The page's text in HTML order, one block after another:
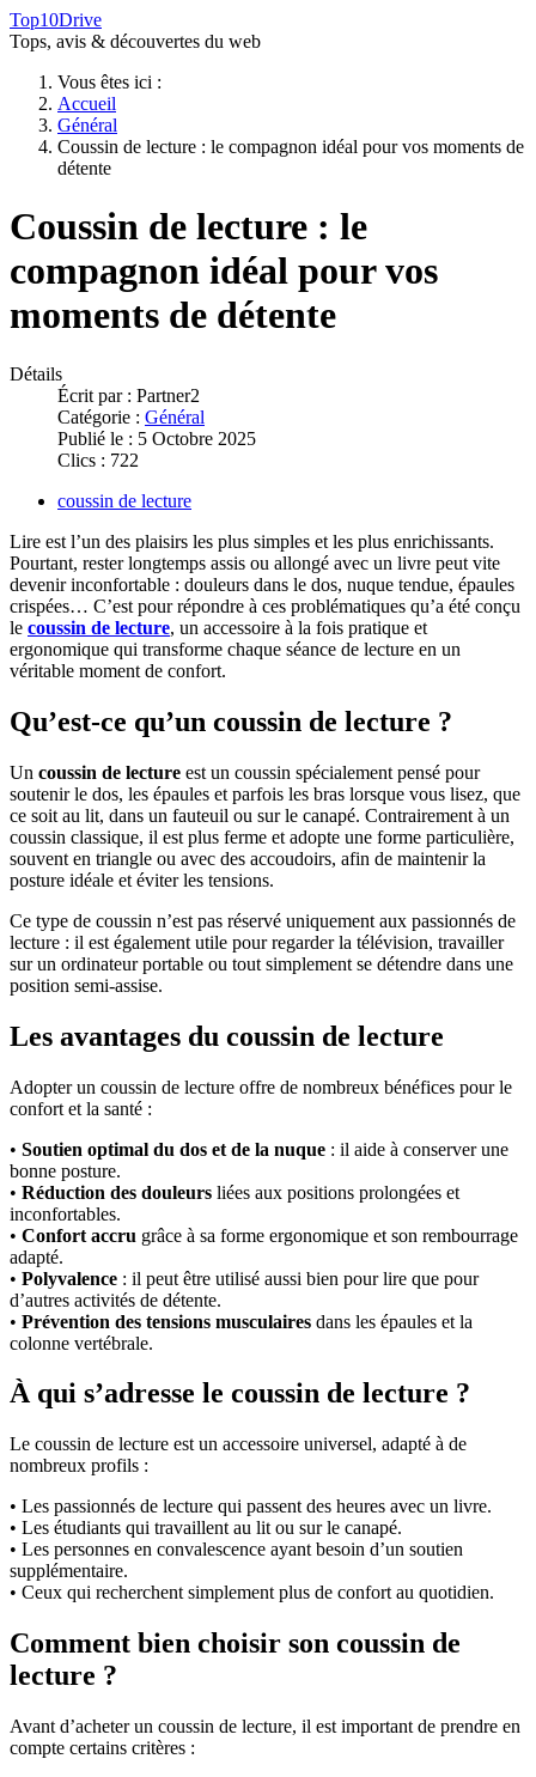
Top10Drive
Tops, avis & découvertes du web
Vous êtes ici :
Accueil
Général
Coussin de lecture : le compagnon idéal pour vos moments de
détente
Coussin de lecture : le
compagnon idéal pour vos
moments de détente
Détails
Écrit par : Partner2
Catégorie : Général
Publié le : 5 Octobre 2025
Clics : 722
coussin de lecture
Lire est l’un des plaisirs les plus simples et les plus enrichissants.
Pourtant, rester longtemps assis ou allongé avec un livre peut vite
devenir inconfortable : douleurs dans le dos, nuque tendue, épaules
crispées… C’est pour répondre à ces problématiques qu’a été conçu
le coussin de lecture, un accessoire à la fois pratique et
ergonomique qui transforme chaque séance de lecture en un
véritable moment de confort.
Qu’est-ce qu’un coussin de lecture ?
Un coussin de lecture est un coussin spécialement pensé pour
soutenir le dos, les épaules et parfois les bras lorsque vous lisez, que
ce soit au lit, dans un fauteuil ou sur le canapé. Contrairement à un
coussin classique, il est plus ferme et adopte une forme particulière,
souvent en triangle ou avec des accoudoirs, afin de maintenir la
posture idéale et éviter les tensions.
Ce type de coussin n’est pas réservé uniquement aux passionnés de
lecture : il est également utile pour regarder la télévision, travailler
sur un ordinateur portable ou tout simplement se détendre dans une
position semi-assise.
Les avantages du coussin de lecture
Adopter un coussin de lecture offre de nombreux bénéfices pour le
confort et la santé :
• Soutien optimal du dos et de la nuque : il aide à conserver une
bonne posture.
• Réduction des douleurs liées aux positions prolongées et
inconfortables.
• Confort accru grâce à sa forme ergonomique et son rembourrage
adapté.
• Polyvalence : il peut être utilisé aussi bien pour lire que pour
d’autres activités de détente.
• Prévention des tensions musculaires dans les épaules et la
colonne vertébrale.
À qui s’adresse le coussin de lecture ?
Le coussin de lecture est un accessoire universel, adapté à de
nombreux profils :
• Les passionnés de lecture qui passent des heures avec un livre.
• Les étudiants qui travaillent au lit ou sur le canapé.
• Les personnes en convalescence ayant besoin d’un soutien
supplémentaire.
• Ceux qui recherchent simplement plus de confort au quotidien.
Comment bien choisir son coussin de
lecture ?
Avant d’acheter un coussin de lecture, il est important de prendre en
compte certains critères :